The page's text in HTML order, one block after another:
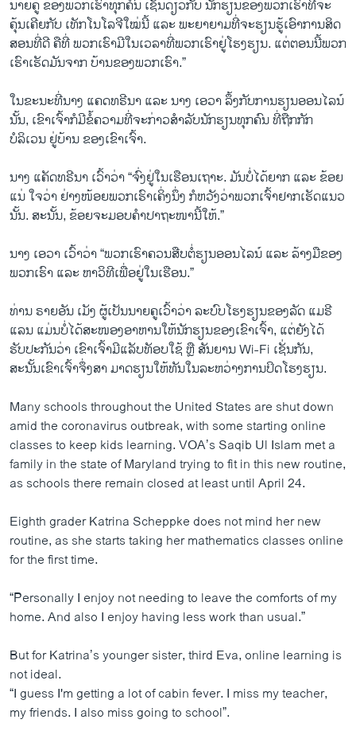
ນາຍຄູ ຂອງພວກເຮົາທຸກຄົນ ເຊັ່ນດຽວກັບ ນັກຮຽນຂອງພວກເຮົາທີ່ຈະ
ຄຸ້ນເຄີຍກັບ ເທັກໂນໂລຈີໃໝ່ນີ້ ແລະ ພະຍາຍາມທີ່ຈະຮຽນຮູ້ເອົາການສິດ
ສອນທີ່ດີ ຄືທີ່ ພວກເຮົາມີໃນເວລາທີ່ພວກເຮົາຢູ່ໂຮງຮຽນ. ແຕ່ຕອນນີ້ພວກ
ເຮົາເຮັດມັນຈາກ ບ້ານຂອງພວກເຮົາ.”
ໃນຂະນະທີ່ນາງ ແຄດທຣີນາ ແລະ ນາງ ເອວາ ລຶ້ງກັບການຮຽນອອນໄລນ໌
ນັ້ນ, ເຂົາເຈົ້າກໍມີຂໍ້ຄວາມທີ່ຈະກ່າວສຳລັບນັກຮຽນທຸກຄົນ ທີ່ຖືກກັກ
ບໍລິເວນ ຢູ່ບ້ານ ຂອງເຂົາເຈົ້າ.
ນາງ ແຄັດທຣີນາ ເວົ້າວ່າ “ຈົ່ງຢູ່ໃນເຮືອນເຖາະ. ມັນບໍ່ໄດ້ຍາກ ແລະ ຂ້ອຍ
ແນ່ ໃຈວ່າ ຢ່າງໜ້ອຍພວກເຮົາເຄິ່ງນຶ່ງ ກໍຫວັງວ່າພວກເຈົ້າຢາກເຮັດແນວ
ນັ້ນ. ສະນັ້ນ, ຂ້ອຍຈະມອບຄຳປາຖະໜານີ້ໃຫ້.”
ນາງ ເອວາ ເວົ້າວ່າ “ພວກເຮົາຄວນສືບຕໍ່ຮຽນອອນໄລນ໌ ແລະ ລ້າງມືຂອງ
ພວກເຮົາ ແລະ ຫາວິທີເພື່ອຢູ່ໃນເຮືອນ.”
ທ່ານ ຣາຍອັນ ເມັງ ຜູ້ເປັນນາຍຄູເວົ້າວ່າ ລະບົບໂຮງຮຽນຂອງລັດ ແມຣີ
ແລນ ແມ່ນບໍ່ໄດ້ສະໜອງອາຫານໃຫ້ນັກຮຽນຂອງເຂົາເຈົ້າ, ແຕ່ຍັງໄດ້
ຮັບປະກັນວ່າ ເຂົາເຈົ້າມີແລັບທັອບໃຊ້ ຫຼື ສັນຍານ Wi-Fi ເຊັ່ນກັນ,
ສະນັ້ນເຂົາເຈົ້າຈຶ່ງສາ ມາດຮຽນໃຫ້ທັນໃນລະຫວ່າງການປິດໂຮງຮຽນ.
Many schools throughout the United States are shut down
amid the coronavirus outbreak, with some starting online
classes to keep kids learning. VOA’s Saqib Ul Islam met a
family in the state of Maryland trying to fit in this new routine,
as schools there remain closed at least until April 24.
Eighth grader Katrina Scheppke does not mind her new
routine, as she starts taking her mathematics classes online
for the first time.
“Personally I enjoy not needing to leave the comforts of my
home. And also I enjoy having less work than usual.”
But for Katrina’s younger sister, third Eva, online learning is
not ideal.
“I guess I'm getting a lot of cabin fever. I miss my teacher,
my friends. I also miss going to school”.